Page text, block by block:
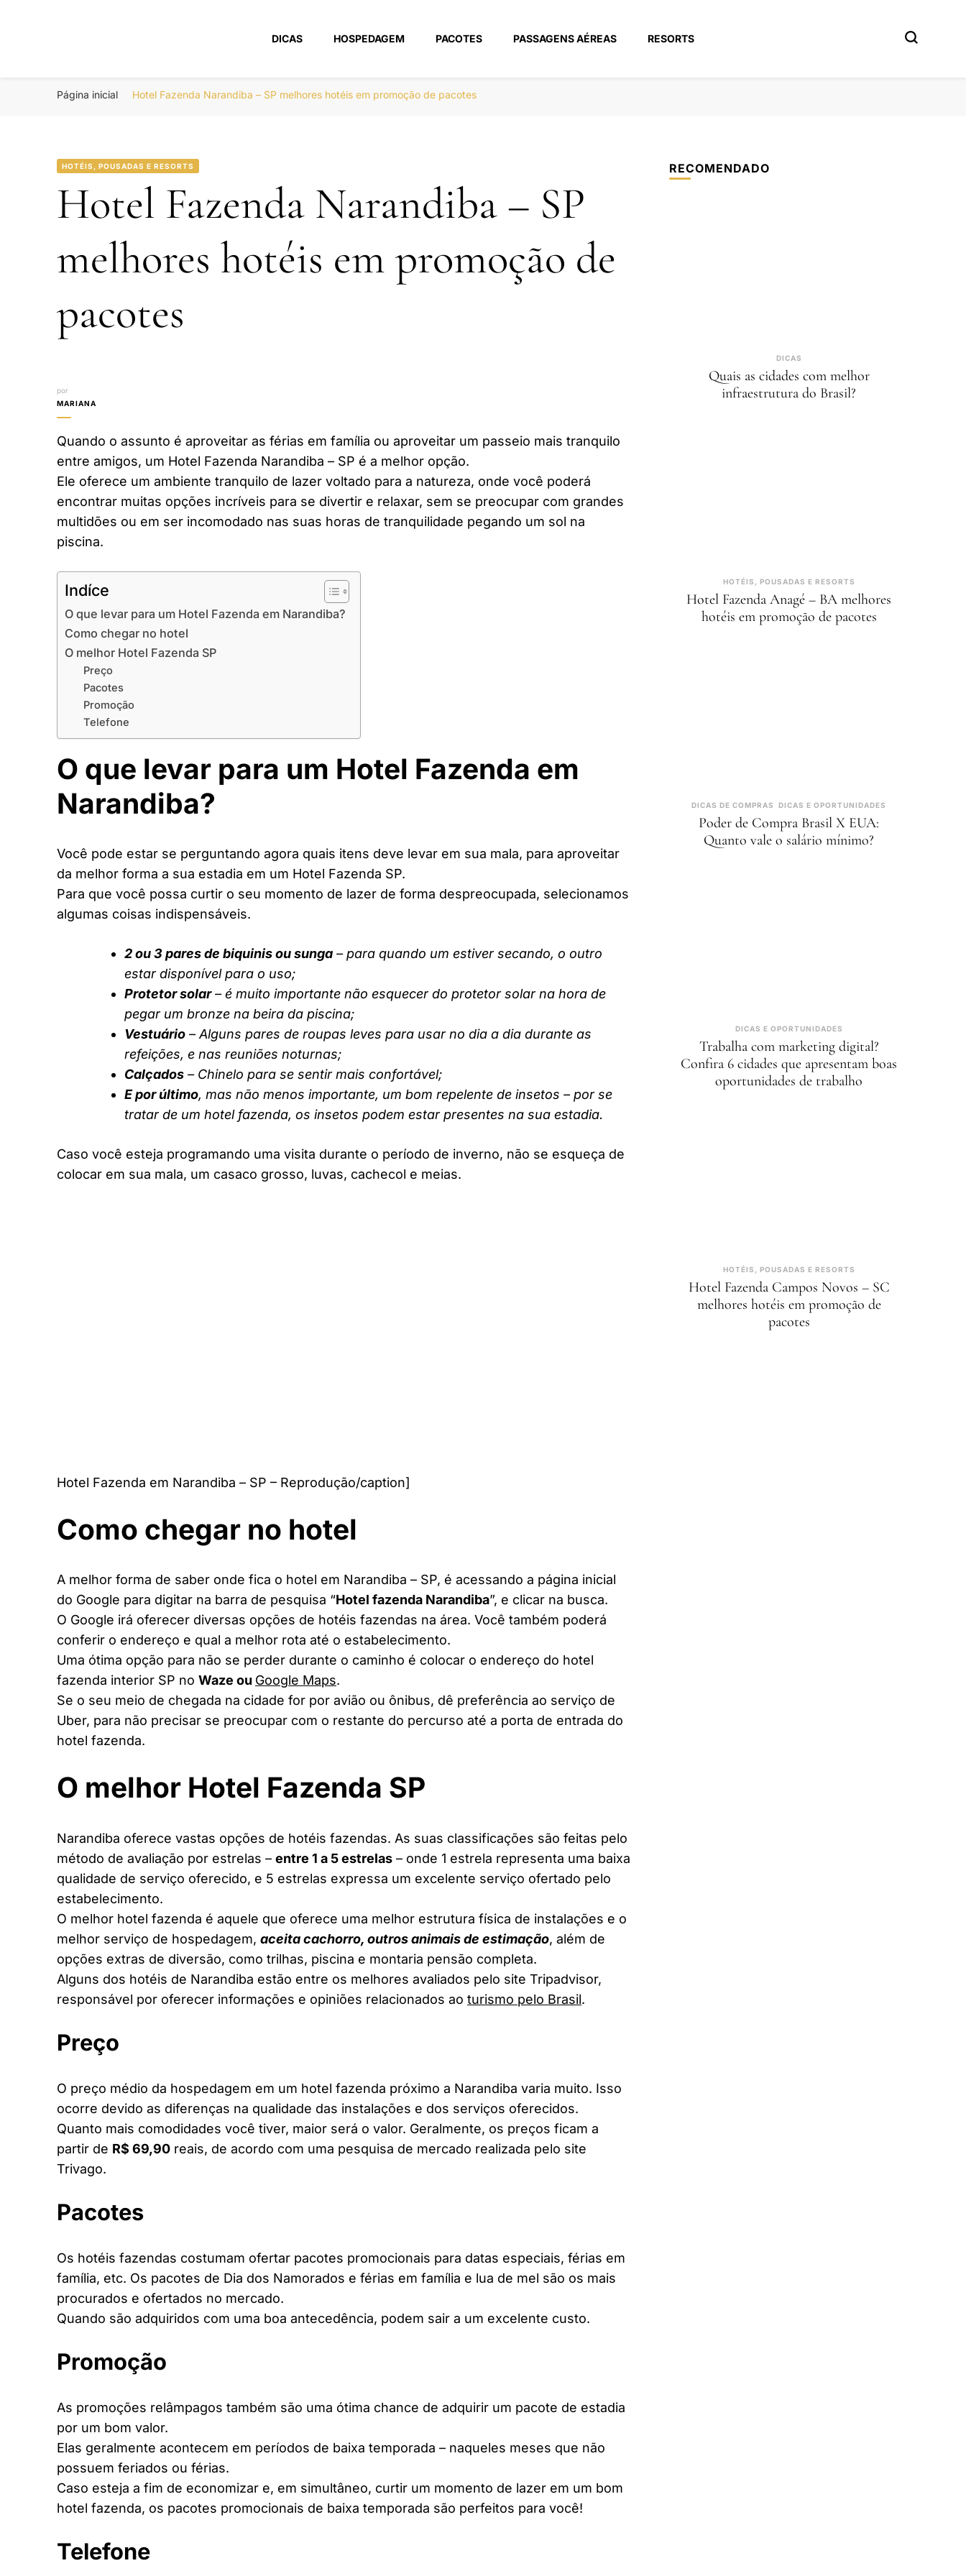
Portal Boa Viagem
DICAS HOSPEDAGEM PACOTES PASSAGENS AÉREAS RESORTS
Página inicial Hotel Fazenda Narandiba – SP melhores hotéis em promoção de pacotes
HOTÉIS, POUSADAS E RESORTS
Hotel Fazenda Narandiba – SP
melhores hotéis em promoção de
pacotes
por
MARIANA
Quando o assunto é aproveitar as férias em família ou aproveitar um passeio mais tranquilo
entre amigos, um Hotel Fazenda Narandiba – SP é a melhor opção.
Ele oferece um ambiente tranquilo de lazer voltado para a natureza, onde você poderá
encontrar muitas opções incríveis para se divertir e relaxar, sem se preocupar com grandes
multidões ou em ser incomodado nas suas horas de tranquilidade pegando um sol na
piscina.
Indíce
O que levar para um Hotel Fazenda em Narandiba?
Como chegar no hotel
O melhor Hotel Fazenda SP
Preço
Pacotes
Promoção
Telefone
O que levar para um Hotel Fazenda em
Narandiba?
Você pode estar se perguntando agora quais itens deve levar em sua mala, para aproveitar
da melhor forma a sua estadia em um Hotel Fazenda SP.
Para que você possa curtir o seu momento de lazer de forma despreocupada, selecionamos
algumas coisas indispensáveis.
2 ou 3 pares de biquinis ou sunga – para quando um estiver secando, o outro
estar disponível para o uso;
Protetor solar– é muito importante não esquecer do protetor solar na hora de
pegar um bronze na beira da piscina;
Vestuário – Alguns pares de roupas leves para usar no dia a dia durante as
refeições, e nas reuniões noturnas;
Calçados – Chinelo para se sentir mais confortável;
E por último, mas não menos importante, um bom repelente de insetos – por se
tratar de um hotel fazenda, os insetos podem estar presentes na sua estadia.
Caso você esteja programando uma visita durante o período de inverno, não se esqueça de
colocar em sua mala, um casaco grosso, luvas, cachecol e meias.
Hotel Fazenda em Narandiba – SP – Reprodução/caption]
Como chegar no hotel
A melhor forma de saber onde fica o hotel em Narandiba – SP, é acessando a página inicial
do Google para digitar na barra de pesquisa “Hotel fazenda Narandiba”, e clicar na busca.
O Google irá oferecer diversas opções de hotéis fazendas na área. Você também poderá
conferir o endereço e qual a melhor rota até o estabelecimento.
Uma ótima opção para não se perder durante o caminho é colocar o endereço do hotel
fazenda interior SP no Waze ou Google Maps.
Se o seu meio de chegada na cidade for por avião ou ônibus, dê preferência ao serviço de
Uber, para não precisar se preocupar com o restante do percurso até a porta de entrada do
hotel fazenda.
O melhor Hotel Fazenda SP
Narandiba oferece vastas opções de hotéis fazendas. As suas classificações são feitas pelo
método de avaliação por estrelas – entre 1 a 5 estrelas – onde 1 estrela representa uma baixa
qualidade de serviço oferecido, e 5 estrelas expressa um excelente serviço ofertado pelo
estabelecimento.
O melhor hotel fazenda é aquele que oferece uma melhor estrutura física de instalações e o
melhor serviço de hospedagem, aceita cachorro, outros animais de estimação, além de
opções extras de diversão, como trilhas, piscina e montaria pensão completa.
Alguns dos hotéis de Narandiba estão entre os melhores avaliados pelo site Tripadvisor,
responsável por oferecer informações e opiniões relacionados ao turismo pelo Brasil.
Preço
O preço médio da hospedagem em um hotel fazenda próximo a Narandiba varia muito. Isso
ocorre devido as diferenças na qualidade das instalações e dos serviços oferecidos.
Quanto mais comodidades você tiver, maior será o valor. Geralmente, os preços ficam a
partir de R$ 69,90 reais, de acordo com uma pesquisa de mercado realizada pelo site
Trivago.
Pacotes
Os hotéis fazendas costumam ofertar pacotes promocionais para datas especiais, férias em
família, etc. Os pacotes de Dia dos Namorados e férias em família e lua de mel são os mais
procurados e ofertados no mercado.
Quando são adquiridos com uma boa antecedência, podem sair a um excelente custo.
Promoção
As promoções relâmpagos também são uma ótima chance de adquirir um pacote de estadia
por um bom valor.
Elas geralmente acontecem em períodos de baixa temporada – naqueles meses que não
possuem feriados ou férias.
Caso esteja a fim de economizar e, em simultâneo, curtir um momento de lazer em um bom
hotel fazenda, os pacotes promocionais de baixa temporada são perfeitos para você!
Telefone
RECOMENDADO
DICAS
Quais as cidades com melhor
infraestrutura do Brasil?
HOTÉIS, POUSADAS E RESORTS
Hotel Fazenda Anagé – BA melhores
hotéis em promoção de pacotes
DICAS DE COMPRAS DICAS E OPORTUNIDADES
Poder de Compra Brasil X EUA:
Quanto vale o salário mínimo?
DICAS E OPORTUNIDADES
Trabalha com marketing digital?
Confira 6 cidades que apresentam boas
oportunidades de trabalho
HOTÉIS, POUSADAS E RESORTS
Hotel Fazenda Campos Novos – SC
melhores hotéis em promoção de
pacotes